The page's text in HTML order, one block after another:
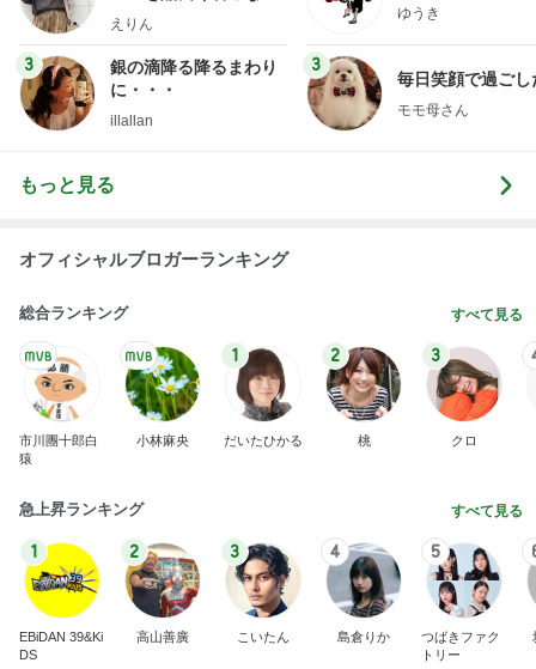
ファッションブログ
えりん
3
銀の滴降る降るまわり
に・・・
illallan
ゆうき
3
毎日笑顔で過ごし
モモ母さん
もっと見る
オフィシャルブロガーランキング
総合ランキング すべて見る
市川團十郎白
猿
小林麻央
1
だいたひかる
2
桃
3
クロ
急上昇ランキング すべて見る
1
EBiDAN 39&Ki
DS
2
高山善廣
3
こいたん
4
島倉りか
5
つばきファク
トリー